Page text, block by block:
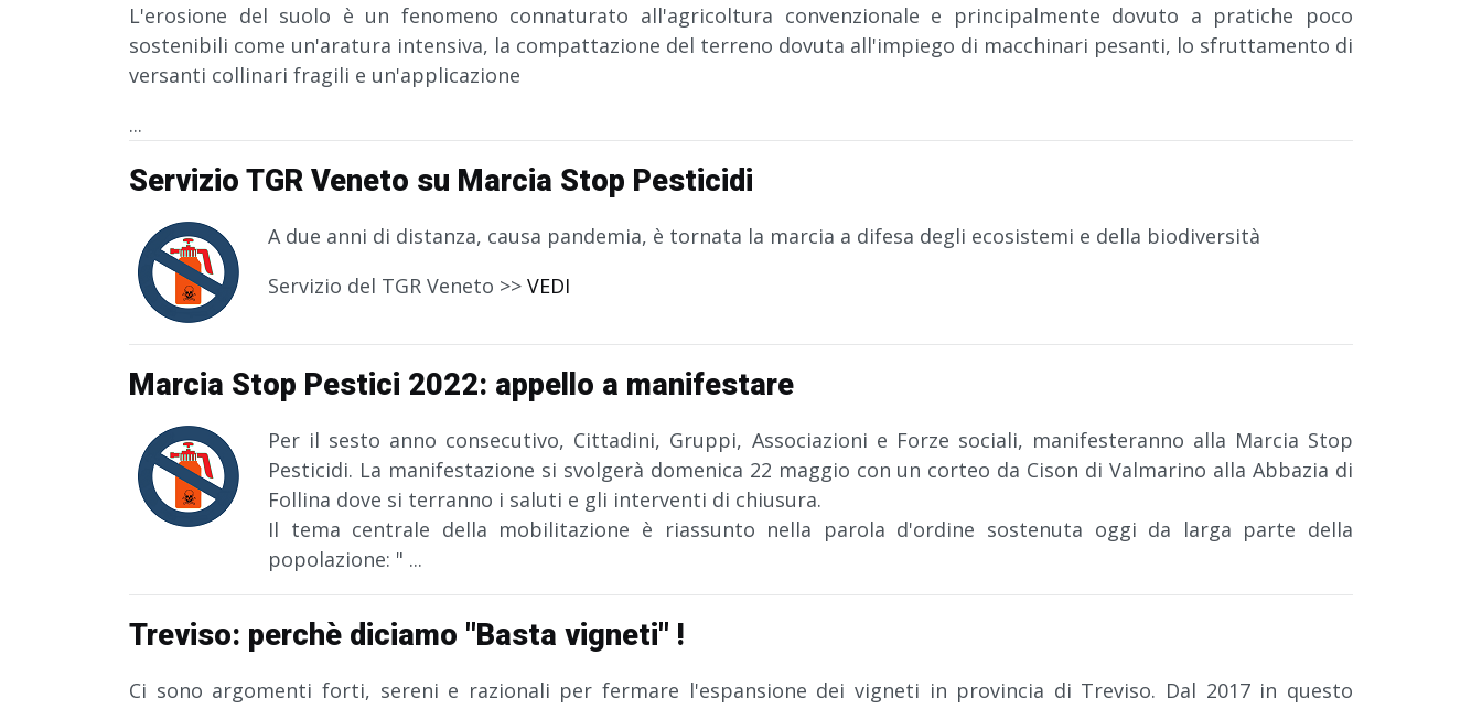
L'erosione del suolo è un fenomeno connaturato all'agricoltura convenzionale e principalmente dovuto a pratiche poco
sostenibili come un'aratura intensiva, la compattazione del terreno dovuta all'impiego di macchinari pesanti, lo sfruttamento di
versanti collinari fragili e un'applicazione
...
Servizio TGR Veneto su Marcia Stop Pesticidi
A due anni di distanza, causa pandemia, è tornata la marcia a difesa degli ecosistemi e della biodiversità
Servizio del TGR Veneto >> VEDI
Marcia Stop Pestici 2022: appello a manifestare
Per il sesto anno consecutivo, Cittadini, Gruppi, Associazioni e Forze sociali, manifesteranno alla Marcia Stop
Pesticidi. La manifestazione si svolgerà domenica 22 maggio con un corteo da Cison di Valmarino alla Abbazia di
Follina dove si terranno i saluti e gli interventi di chiusura.
Il tema centrale della mobilitazione è riassunto nella parola d'ordine sostenuta oggi da larga parte della
popolazione: " ...
Treviso: perchè diciamo "Basta vigneti" !
Ci sono argomenti forti, sereni e razionali per fermare l'espansione dei vigneti in provincia di Treviso. Dal 2017 in questo